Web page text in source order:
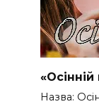
Назва: